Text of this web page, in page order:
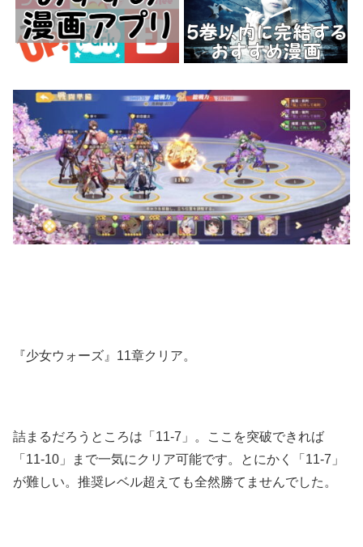
『少女ウォーズ』11章クリア。
詰まるだろうところは「11-7」。ここを突破できれば
「11-10」まで一気にクリア可能です。とにかく「11-7」
が難しい。推奨レベル超えても全然勝てませんでした。